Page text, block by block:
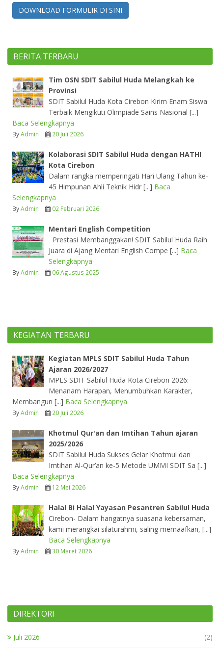
DOWNLOAD FORMULIR DI SINI
BERITA TERBARU
Tim OSN SDIT Sabilul Huda Melangkah ke
Provinsi
SDIT Sabilul Huda Kota Cirebon Kirim Enam Siswa
Terbaik Mengikuti Olimpiade Sains Nasional [...]
Baca Selengkapnya
ByAdmin 20 Juli 2026
Kolaborasi SDIT Sabilul Huda dengan HATHI
Kota Cirebon
Dalam rangka memperingati Hari Ulang Tahun ke-
45 Himpunan Ahli Teknik Hidr [...] Baca
Selengkapnya
ByAdmin 02 Februari 2026
Mentari English Competition
Prestasi Membanggakan! SDIT Sabilul Huda Raih
Juara di Ajang Mentari English Compe [...] Baca
Selengkapnya
ByAdmin 06 Agustus 2025
KEGIATAN TERBARU
Kegiatan MPLS SDIT Sabilul Huda Tahun
Ajaran 2026/2027
MPLS SDIT Sabilul Huda Kota Cirebon 2026:
Menanam Harapan, Menumbuhkan Karakter,
Membangun [...] Baca Selengkapnya
ByAdmin 20 Juli 2026
Khotmul Qur'an dan Imtihan Tahun ajaran
2025/2026
SDIT Sabilul Huda Sukses Gelar Khotmul dan
Imtihan Al-Qur’an ke-5 Metode UMMI SDIT Sa [...]
Baca Selengkapnya
ByAdmin 12 Mei 2026
Halal Bi Halal Yayasan Pesantren Sabilul Huda
Cirebon- Dalam hangatnya suasana kebersaman,
kami merangkai silaturahmi, saling memaafkan, [...]
Baca Selengkapnya
ByAdmin 30 Maret 2026
DIREKTORI
Juli 2026 (2)